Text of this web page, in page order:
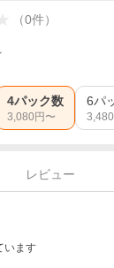
（0件）
4パック数
3,080 円〜
6パ
3,480
レビュー
います